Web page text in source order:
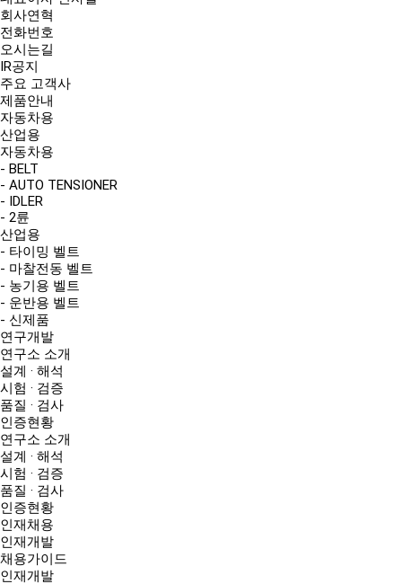
회사연혁
전화번호
오시는길
IR공지
주요 고객사
제품안내
자동차용
산업용
자동차용
- BELT
- AUTO TENSIONER
- IDLER
- 2륜
산업용
- 타이밍 벨트
- 마찰전동 벨트
- 농기용 벨트
- 운반용 벨트
- 신제품
연구개발
연구소 소개
설계 · 해석
시험 · 검증
품질 · 검사
인증현황
연구소 소개
설계 · 해석
시험 · 검증
품질 · 검사
인증현황
인재채용
인재개발
채용가이드
인재개발